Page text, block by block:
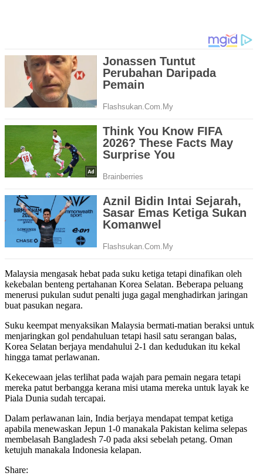
Malaysia mengasak hebat pada suku ketiga tetapi dinafikan oleh
kekebalan benteng pertahanan Korea Selatan. Beberapa peluang
menerusi pukulan sudut penalti juga gagal menghadirkan jaringan
buat pasukan negara.
Suku keempat menyaksikan Malaysia bermati-matian beraksi untuk
menjaringkan gol pendahuluan tetapi hasil satu serangan balas,
Korea Selatan berjaya mendahului 2-1 dan kedudukan itu kekal
hingga tamat perlawanan.
Kekecewaan jelas terlihat pada wajah para pemain negara tetapi
mereka patut berbangga kerana misi utama mereka untuk layak ke
Piala Dunia sudah tercapai.
Dalam perlawanan lain, India berjaya mendapat tempat ketiga
apabila menewaskan Jepun 1-0 manakala Pakistan kelima selepas
membelasah Bangladesh 7-0 pada aksi sebelah petang. Oman
ketujuh manakala Indonesia kelapan.
Share: